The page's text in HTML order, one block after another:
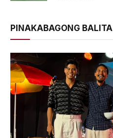
PINAKABAGONG BALITA